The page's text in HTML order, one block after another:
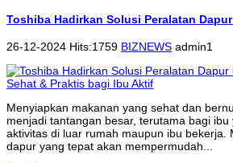
Toshiba Hadirkan Solusi Peralatan
26-12-2024 Hits:1759 BIZNEWS admin1
Menyiapkan makanan yang sehat dan
menjadi tantangan besar, terutama bagi ibu
aktivitas di luar rumah maupun ibu bekerja.
dapur yang tepat akan mempermudah...